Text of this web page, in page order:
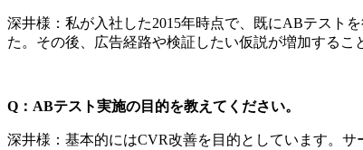
深井様：私が入社した2015年時点で、既にABテスト
た。その後、広告経路や検証したい仮説が増加する
Q：ABテスト実施の目的を教えてください。
深井様：基本的にはCVR改善を目的としています。